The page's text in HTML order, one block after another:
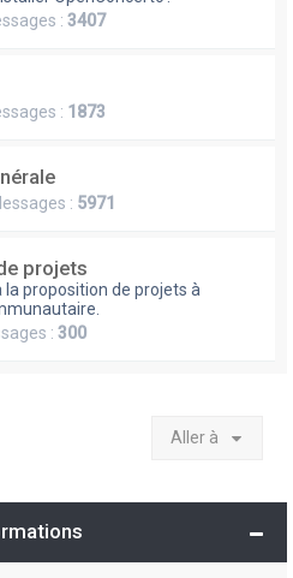
: 3407
: 1873
: 5971
projets
la proposition de projets à
: 300
Aller à